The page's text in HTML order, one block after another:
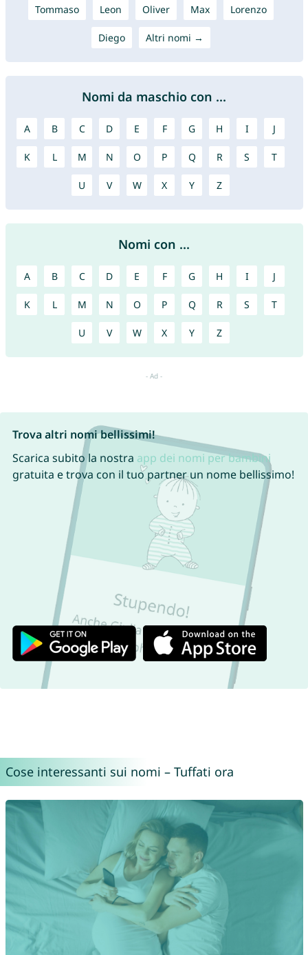
Tommaso Leon Oliver Max Lorenzo
Diego Altri nomi →
Nomi da maschio con ...
A B C D E F G H I J
K L M N O P Q R S T
U V W X Y Z
Nomi con ...
A B C D E F G H I J
K L M N O P Q R S T
U V W X Y Z
Trova altri nomi bellissimi!
Scarica subito la nostra app dei nomi per bambini
gratuita e trova con il tuo partner un nome bellissimo!
Cose interessanti sui nomi – Tuffati ora